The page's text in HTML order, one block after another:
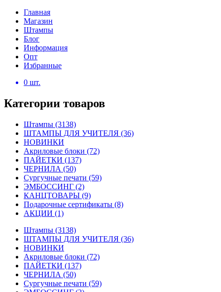
Главная
Магазин
Штампы
Блог
Информация
Опт
Избранные
0 шт.
Категории товаров
Штампы (3138)
ШТАМПЫ ДЛЯ УЧИТЕЛЯ (36)
НОВИНКИ
Акриловые блоки (72)
ПАЙЕТКИ (137)
ЧЕРНИЛА (50)
Сургучные печати (59)
ЭМБОССИНГ (2)
КАНЦТОВАРЫ (9)
Подарочные сертификаты (8)
АКЦИИ (1)
Штампы (3138)
ШТАМПЫ ДЛЯ УЧИТЕЛЯ (36)
НОВИНКИ
Акриловые блоки (72)
ПАЙЕТКИ (137)
ЧЕРНИЛА (50)
Сургучные печати (59)